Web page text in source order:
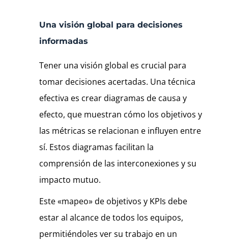
Una visión global para decisiones
informadas
Tener una visión global es crucial para
tomar decisiones acertadas. Una técnica
efectiva es crear diagramas de causa y
efecto, que muestran cómo los objetivos y
las métricas se relacionan e influyen entre
sí. Estos diagramas facilitan la
comprensión de las interconexiones y su
impacto mutuo.
Este «mapeo» de objetivos y KPIs debe
estar al alcance de todos los equipos,
permitiéndoles ver su trabajo en un